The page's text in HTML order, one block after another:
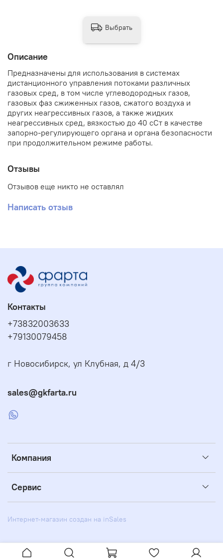
Описание
Предназначены для использования в системах
дистанционного управления потоками различных
газовых сред, в том числе углеводородных газов,
газовых фаз сжиженных газов, сжатого воздуха и
других неагрессивных газов, а также жидких
неагрессивных сред, вязкостью до 40 сСт в качестве
запорно-регулирующего органа и органа безопасности
при продолжительном режиме работы.
Отзывы
Отзывов еще никто не оставлял
Написать отзыв
Выбрать
Компания
Сервис
Контакты
+73832003633
+79130079458
г Новосибирск, ул Клубная, д 4/3
sales@gkfarta.ru
Интернет-магазин создан на inSales